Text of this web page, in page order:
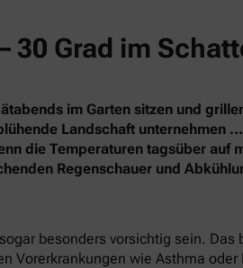
30 Grad im
im Garten sitzen und
Landschaft unternehmen
die Temperaturen tagsüber
Regenschauer und
besonders vorsichtig sein.
Vorerkrankungen wie Asthma